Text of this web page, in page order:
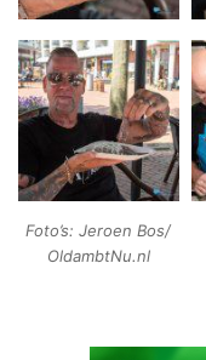
Foto’s: Jeroen Bos/
OldambtNu.nl